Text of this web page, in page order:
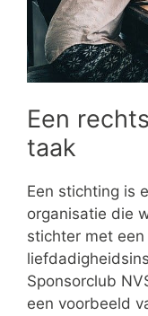
Een
taak
Een stichting is
organisatie die
stichter met
Sponsorclub
een voorbeeld